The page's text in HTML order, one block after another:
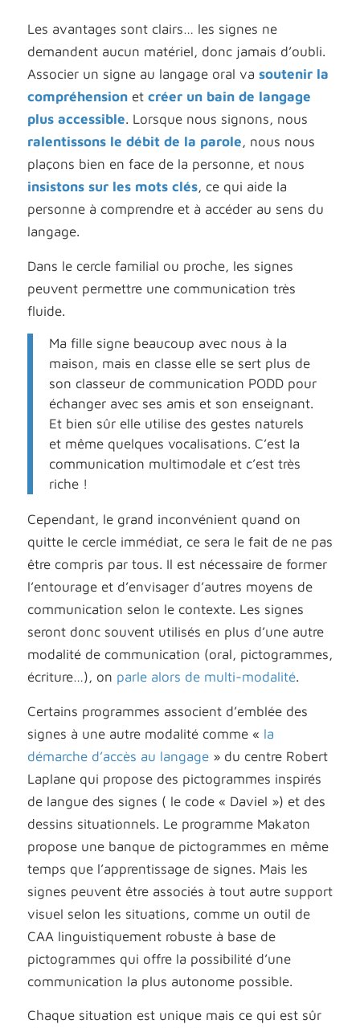
Les avantages sont clairs… les signes ne
demandent aucun matériel, donc jamais d’oubli.
Associer un signe au langage oral va soutenir la
compréhensionet créer un bain de langage
plus accessible. Lorsque nous signons, nous
ralentissons le débit de la parole, nous nous
plaçons bien en face de la personne, et nous
insistons sur les mots clés, ce qui aide la
personne à comprendre et à accéder au sens du
langage.
Dans le cercle familial ou proche, les signes
peuvent permettre une communication très
fluide.
Ma fille signe beaucoup avec nous à la
maison, mais en classe elle se sert plus de
son classeur de communication PODD pour
échanger avec ses amis et son enseignant.
Et bien sûr elle utilise des gestes naturels
et même quelques vocalisations. C’est la
communication multimodale et c’est très
riche !
Cependant, le grand inconvénient quand on
quitte le cercle immédiat, ce sera le fait de ne pas
être compris par tous. Il est nécessairede former
l’entourage et d’envisager d’autres moyens de
communication selon le contexte. Les signes
seront donc souvent utilisés en plus d’une autre
modalité de communication (oral, pictogrammes,
écriture…), on parle alors de multi-modalité.
Certains programmes associent d’emblée des
signes à une autre modalité comme « la
démarche d’accès au langage» du centre Robert
Laplane qui propose des pictogrammes inspirés
de langue des signes ( le code « Daviel ») et des
dessins situationnels. Le programme Makaton
propose une banque de pictogrammes en même
temps que l’apprentissage de signes. Mais les
signes peuvent être associés à tout autre support
visuel selon les situations, comme un outil de
CAA linguistiquement robuste à base de
pictogrammes qui offre la possibilité d’une
communication la plus autonome possible.
Chaque situation est unique mais ce qui est sûr